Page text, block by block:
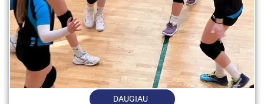
DAUGIAU